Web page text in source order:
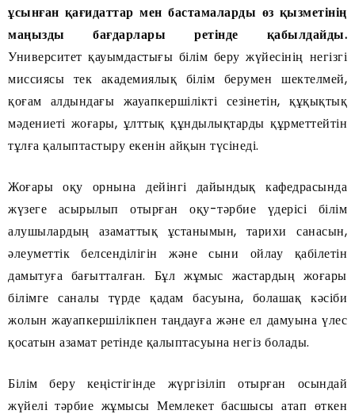
ұсынған қағидаттар мен бастамаларды өз қызметінің
маңызды бағдарлары ретінде қабылдайды.
Университет қауымдастығы білім беру жүйесінің негізгі
миссиясы тек академиялық білім берумен шектелмей,
қоғам алдындағы жауапкершілікті сезінетін, құқықтық
мәдениеті жоғары, ұлттық құндылықтарды құрметтейтін
тұлға қалыптастыру екенін айқын түсінеді.
Жоғары оқу орнына дейінгі дайындық кафедрасында
жүзеге асырылып отырған оқу-тәрбие үдерісі білім
алушылардың азаматтық ұстанымын, тарихи санасын,
әлеуметтік белсенділігін және сыни ойлау қабілетін
дамытуға бағытталған. Бұл жұмыс жастардың жоғары
білімге саналы түрде қадам басуына, болашақ кәсіби
жолын жауапкершілікпен таңдауға және ел дамуына үлес
қосатын азамат ретінде қалыптасуына негіз болады.
Білім беру кеңістігінде жүргізіліп отырған осындай
жүйелі тәрбие жұмысы Мемлекет басшысы атап өткен